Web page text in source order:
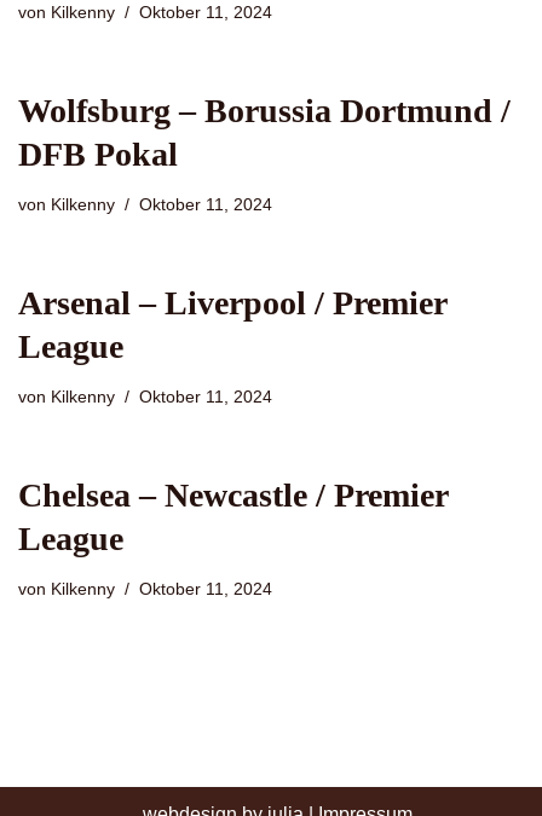
von Kilkenny Oktober 11, 2024
Wolfsburg – Borussia Dortmund /
DFB Pokal
von Kilkenny Oktober 11, 2024
Arsenal – Liverpool / Premier
League
von Kilkenny Oktober 11, 2024
Chelsea – Newcastle / Premier
League
von Kilkenny Oktober 11, 2024